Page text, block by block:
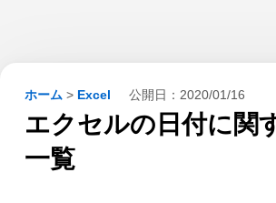
ホーム > Excel 公開日： 2020/01/16
エクセルの日付に関
一覧